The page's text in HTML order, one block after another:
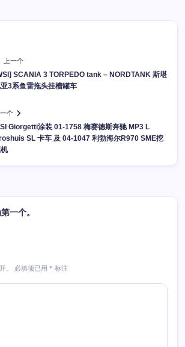
上一个
SCANIA 3 TORPEDO tank – NORDTANK 斯堪
3系鱼雷拖头挂槽罐车
个
Giorgetti涂装 01-1758 梅赛德斯奔驰 MP3 L
SL 卡车 及 04-1047 利勃海尔R970 SME挖
一个。
。 必填项已用 * 标注